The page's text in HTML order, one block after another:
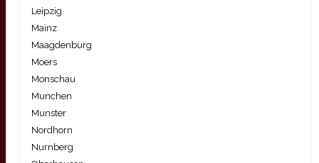
Leipzig
Mainz
Maagdenburg
Moers
Monschau
Munchen
Munster
Nordhorn
Nurnberg